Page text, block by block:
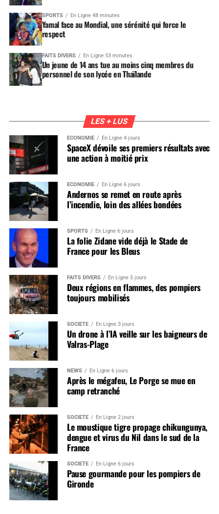
SPORTS En Ligne 48 minutes
Yamal face au Mondial, une sérénité qui force le
respect
FAITS DIVERS En Ligne 53 minutes
Un jeune de 14 ans tue au moins cinq membres du
personnel de son lycée en Thaïlande
LES + LUS
ÉCONOMIE En Ligne 4 jours
SpaceX dévoile ses premiers résultats avec
une action à moitié prix
ÉCONOMIE En Ligne 6 jours
Andernos se remet en route après
l’incendie, loin des allées bondées
SPORTS En Ligne 6 jours
La folie Zidane vide déjà le Stade de
France pour les Bleus
FAITS DIVERS En Ligne 5 jours
Deux régions en flammes, des pompiers
toujours mobilisés
SOCIÉTÉ En Ligne 3 jours
Un drone à l’IA veille sur les baigneurs de
Valras-Plage
NEWS En Ligne 6 jours
Après le mégafeu, Le Porge se mue en
camp retranché
SOCIÉTÉ En Ligne 2 jours
Le moustique tigre propage chikungunya,
dengue et virus du Nil dans le sud de la
France
SOCIÉTÉ En Ligne 6 jours
Pause gourmande pour les pompiers de
Gironde